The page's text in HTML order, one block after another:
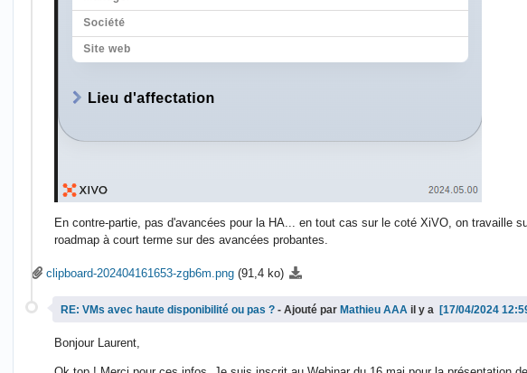
En contre-partie, pas d'avancées pour la HA... en tout cas sur le coté XiVO, on travaille
roadmap à court terme sur des avancées probantes.
clipboard-202404161653-zgb6m.png (91,4 ko)
RE: VMs avec haute disponibilité ou pas ? - Ajouté par Mathieu AAA il y a
Bonjour Laurent,